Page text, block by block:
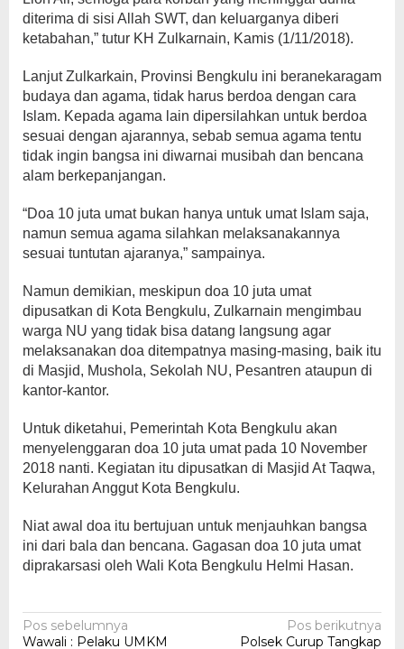
diterima di sisi Allah SWT, dan keluarganya diberi
ketabahan,” tutur KH Zulkarnain, Kamis (1/11/2018).
Lanjut Zulkarkain, Provinsi Bengkulu ini beranekaragam
budaya dan agama, tidak harus berdoa dengan cara
Islam. Kepada agama lain dipersilahkan untuk berdoa
sesuai dengan ajarannya, sebab semua agama tentu
tidak ingin bangsa ini diwarnai musibah dan bencana
alam berkepanjangan.
“Doa 10 juta umat bukan hanya untuk umat Islam saja,
namun semua agama silahkan melaksanakannya
sesuai tuntutan ajaranya,” sampainya.
Namun demikian, meskipun doa 10 juta umat
dipusatkan di Kota Bengkulu, Zulkarnain mengimbau
warga NU yang tidak bisa datang langsung agar
melaksanakan doa ditempatnya masing-masing, baik itu
di Masjid, Mushola, Sekolah NU, Pesantren ataupun di
kantor-kantor.
Untuk diketahui, Pemerintah Kota Bengkulu akan
menyelenggaran doa 10 juta umat pada 10 November
2018 nanti. Kegiatan itu dipusatkan di Masjid At Taqwa,
Kelurahan Anggut Kota Bengkulu.
Niat awal doa itu bertujuan untuk menjauhkan bangsa
ini dari bala dan bencana. Gagasan doa 10 juta umat
diprakarsasi oleh Wali Kota Bengkulu Helmi Hasan.
Navigasi
Pos sebelumnya
Wawali : Pelaku UMKM
Pos berikutnya
Polsek Curup Tangkap